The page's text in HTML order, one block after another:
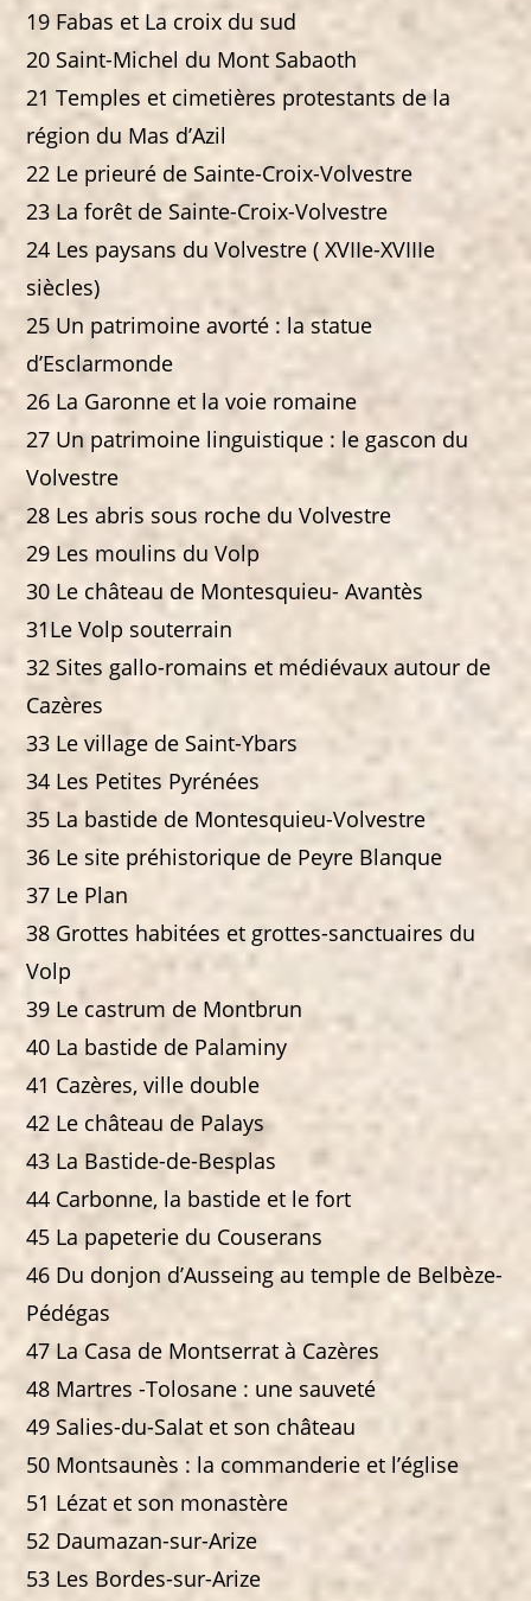
19 Fabas et La croix du sud
20 Saint-Michel du Mont Sabaoth
21 Temples et cimetières protestants de la
région du Mas d’Azil
22 Le prieuré de Sainte-Croix-Volvestre
23 La forêt de Sainte-Croix-Volvestre
24 Les paysans du Volvestre ( XVIIe-XVIIIe
siècles)
25 Un patrimoine avorté : la statue
d’Esclarmonde
26 La Garonne et la voie romaine
27 Un patrimoine linguistique : le gascon du
Volvestre
28 Les abris sous roche du Volvestre
29 Les moulins du Volp
30 Le château de Montesquieu- Avantès
31Le Volp souterrain
32 Sites gallo-romains et médiévaux autour de
Cazères
33 Le village de Saint-Ybars
34 Les Petites Pyrénées
35 La bastide de Montesquieu-Volvestre
36 Le site préhistorique de Peyre Blanque
37 Le Plan
38 Grottes habitées et grottes-sanctuaires du
Volp
39 Le castrum de Montbrun
40 La bastide de Palaminy
41 Cazères, ville double
42 Le château de Palays
43 La Bastide-de-Besplas
44 Carbonne, la bastide et le fort
45 La papeterie du Couserans
46 Du donjon d’Ausseing au temple de Belbèze-
Pédégas
47 La Casa de Montserrat à Cazères
48 Martres -Tolosane : une sauveté
49 Salies-du-Salat et son château
50 Montsaunès : la commanderie et l’église
51 Lézat et son monastère
52 Daumazan-sur-Arize
53 Les Bordes-sur-Arize